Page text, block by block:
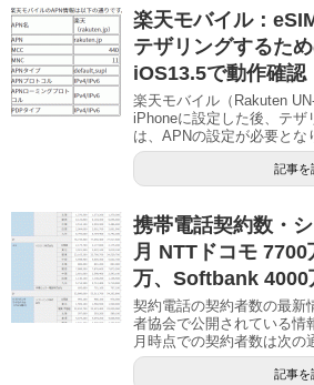
楽天モバイル：
テザリングするため
iOS13.5で動作確認
楽天モバイル（Rakuten
iPhoneに設定した後、テザ
は、APNの設定が必要とな
記事を
携帯電話契約数・
月 NTTドコモ
万、Softbank 4000
契約電話の契約者数の最新
者協会で公開されている情
月時点での契約者数は次の
記事を